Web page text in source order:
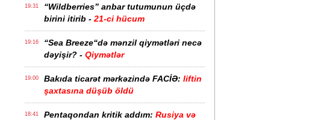
19:31
“Wildberries” anbar tutumunun üçdə
birini itirib - 21-ci hücum
19:16
“Sea Breeze“də mənzil qiymətləri necə
dəyişir? - Qiymətlər
19:00 Bakıda ticarət mərkəzində FACİƏ: liftin
şaxtasına düşüb öldü
18:41 Pentaqondan kritik addım: Rusiya və